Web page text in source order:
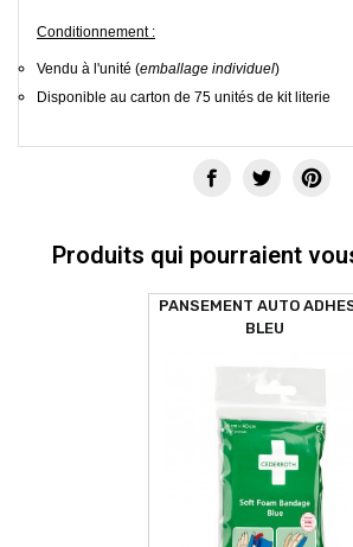
Conditionnement :
Vendu à l'unité (emballage individuel)
Disponible au carton de 75 unités de kit literie
Produits qui pourraient
PANSEMENT AUTO
BLEU